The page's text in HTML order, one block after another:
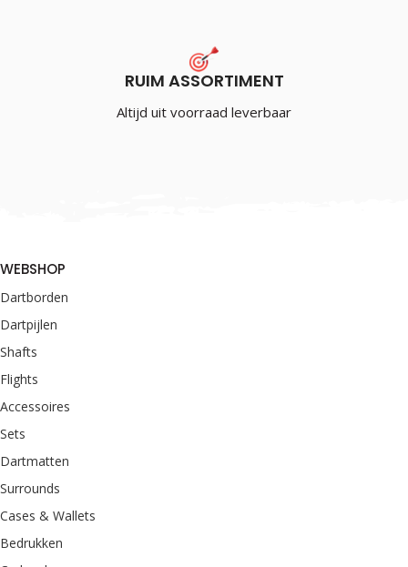
RUIM ASSORTIMENT
Altijd uit voorraad leverbaar
WEBSHOP
Dartborden
Dartpijlen
Shafts
Flights
Accessoires
Sets
Dartmatten
Surrounds
Cases & Wallets
Bedrukken